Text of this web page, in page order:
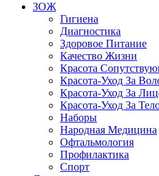
ЗОЖ
Гигиена
Диагностика
Здоровое Питание
Качество Жизни
Красота
Красота-Уход За
Красота-Уход За
Красота-Уход За
Наборы
Народная Медицина
Офтальмология
Профилактика
Спорт